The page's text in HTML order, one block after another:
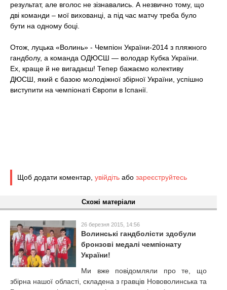
результат, але вголос не зізнавались. А незвично тому, що
дві команди – мої вихованці, а під час матчу треба було
бути на одному боці.
Отож, луцька «Волинь» - Чемпіон України-2014 з пляжного
гандболу, а команда ОДЮСШ — володар Кубка України.
Ех, краще й не вигадаєш! Тепер бажаємо колективу
ДЮСШ, який є базою молодіжної збірної України, успішно
виступити на чемпіонаті Європи в Іспанії.
Щоб додати коментар, увійдіть або зареєструйтесь
Схожі матеріали
26 березня 2015, 14:56
Волинські гандболісти здобули
бронзові медалі чемпіонату
України!
Ми вже повідомляли про те, що
збірна нашої області, складена з гравців Нововолинська та